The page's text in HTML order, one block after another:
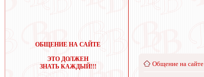
ОБЩЕНИЕ НА САЙТЕ
ЭТО ДОЛЖЕН
ЗНАТЬ КАЖДЫЙ!!!
Общение на сайте